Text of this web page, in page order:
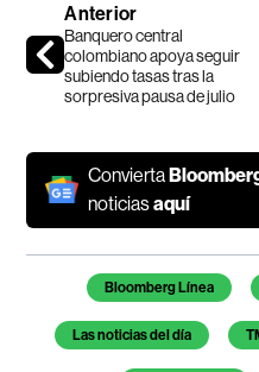
Anterior
Banquero central
colombiano apoya seguir
subiendo tasas tras la
sorpresiva pausa de julio
Convierta
noticiasaquí
Temas de este artículo
Bloomberg Línea
Las noticias del día